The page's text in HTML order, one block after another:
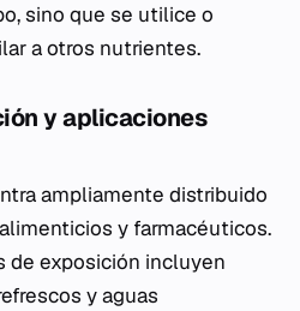
sino que se utilice o
a otros nutrientes.
y aplicaciones
ampliamente distribuido
y farmacéuticos.
de exposición incluyen
y aguas